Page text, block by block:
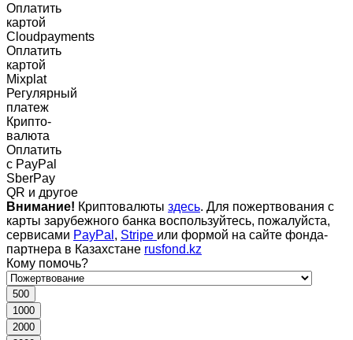
Оплатить
картой
Cloudpayments
Оплатить
картой
Mixplat
Регулярный
платеж
Крипто-
валюта
Оплатить
c PayPal
SberPay
QR и другое
Внимание! Криптовалюты здесь. Для пожертвования с
карты зарубежного банка воспользуйтесь, пожалуйста,
сервисами PayPal , Stripe или формой на сайте фонда-
партнера в Казахстане rusfond.kz
Кому помочь?
500
1000
2000